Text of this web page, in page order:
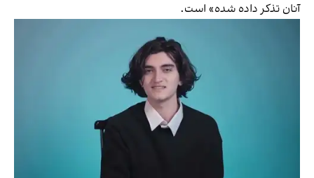
آنان تذکر داده شده» است.